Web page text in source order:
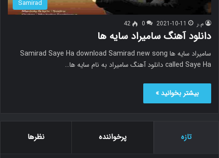
Samirad
م.ر 2021-10-11
0
42
دانلود آهنگ سامیراد سایه ها
سامیراد سایه ها Samirad Saye Ha download Samirad new song
called Saye Ha دانلود آهنگ سامیراد به نام سایه ها…
بیشتر بخوانید »
تازه پرخواننده نظرها